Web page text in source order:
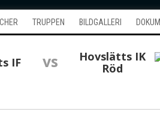
TRUPPEN BILDGALLERI
IF vs
Hovslätts IK
Röd